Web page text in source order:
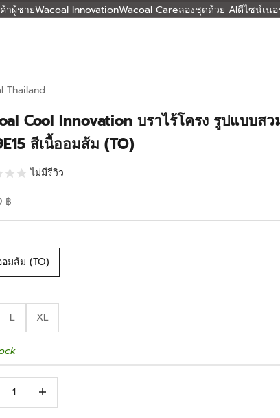
าผู้ชายWacoal InnovationWacoal Careลองชุดด้วย AIดีไซน์เน
Thailand
Cool Innovation บราไร้โครง รูปแบบส
สีเนื้ออมส้ม (TO)
ไม่มีรีวิว
฿
อมส้ม (TO)
L XL